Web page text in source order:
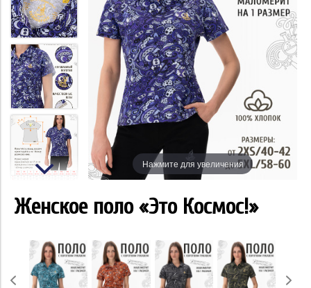
Нажмите для увеличения
Женское поло «Это Космос!»